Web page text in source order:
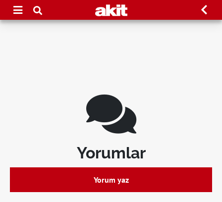
Yorumlar
Yorum yaz